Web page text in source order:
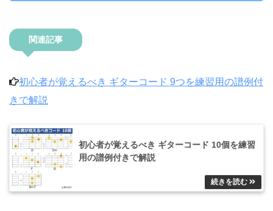
関連記事
初心者が覚えるべき ギターコード 9つを練習用の譜例付
きで解説
初心者が覚えるべき ギターコード 10個を練習
用の譜例付きで解説